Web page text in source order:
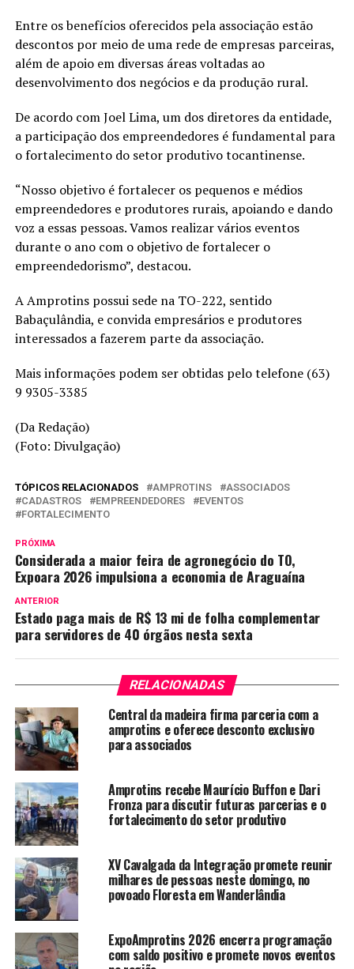
Entre os benefícios oferecidos pela associação estão
descontos por meio de uma rede de empresas parceiras,
além de apoio em diversas áreas voltadas ao
desenvolvimento dos negócios e da produção rural.
De acordo com Joel Lima, um dos diretores da entidade,
a participação dos empreendedores é fundamental para
o fortalecimento do setor produtivo tocantinense.
“Nosso objetivo é fortalecer os pequenos e médios
empreendedores e produtores rurais, apoiando e dando
voz a essas pessoas. Vamos realizar vários eventos
durante o ano com o objetivo de fortalecer o
empreendedorismo”, destacou.
A Amprotins possui sede na TO-222, sentido
Babaçulândia, e convida empresários e produtores
interessados a fazerem parte da associação.
Mais informações podem ser obtidas pelo telefone (63)
9 9305-3385
(Da Redação)
(Foto: Divulgação)
TÓPICOS RELACIONADOS AMPROTINS
ASSOCIADOS
CADASTROS
EMPREENDEDORES
EVENTOS
FORTALECIMENTO
PRÓXIMA
Considerada a maior feira de agronegócio do TO,
Expoara 2026 impulsiona a economia de Araguaína
ANTERIOR
Estado paga mais de R$ 13 mi de folha complementar
para servidores de 40 órgãos nesta sexta
RELACIONADAS
Central da madeira firma parceria com a
amprotins e oferece desconto exclusivo
para associados
Amprotins recebe Maurício Buffon e Dari
Fronza para discutir futuras parcerias e o
fortalecimento do setor produtivo
XV Cavalgada da Integração promete reunir
milhares de pessoas neste domingo, no
povoado Floresta em Wanderlândia
ExpoAmprotins 2026 encerra programação
com saldo positivo e promete novos eventos